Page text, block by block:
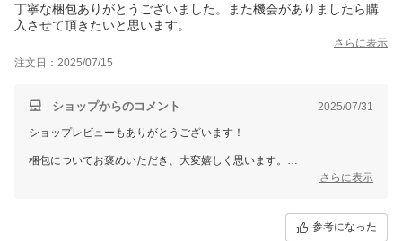
丁寧な梱包ありがとうございました。また機会がありましたら購
入させて頂きたいと思います。
さらに表示
注文日：2025/07/15
ショップからのコメント 2025/07/31
ショップレビューもありがとうございます！
梱包についてお褒めいただき、大変嬉しく思います。
安心してお買い物いただけるよう、これからも丁寧な対応を心がけてま
「また購入したい」とのお言葉を励みに、今後も素敵なカーテンをお届
さらに表示
参考になった